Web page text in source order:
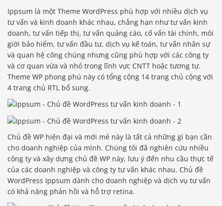
Ippsum là một Theme WordPress phù hợp với nhiều dịch vụ
tư vấn và kinh doanh khác nhau, chẳng hạn như tư vấn kinh
doanh, tư vấn tiếp thị, tư vấn quảng cáo, cố vấn tài chính, môi
giới bảo hiểm, tư vấn đầu tư, dịch vụ kế toán, tư vấn nhân sự
và quan hệ công chúng nhưng cũng phù hợp với các công ty
và cơ quan vừa và nhỏ trong lĩnh vực CNTT hoặc tương tự.
Theme WP phong phú này có tổng cộng 14 trang chủ cộng với
4 trang chủ RTL bổ sung.
Chủ đề WP hiện đại và mới mẻ này là tất cả những gì bạn cần
cho doanh nghiệp của mình. Chúng tôi đã nghiên cứu nhiều
công ty và xây dựng chủ đề WP này, lưu ý đến nhu cầu thực tế
của các doanh nghiệp và công ty tư vấn khác nhau. Chủ đề
WordPress Ippsum dành cho doanh nghiệp và dịch vụ tư vấn
có khả năng phản hồi và hỗ trợ retina.